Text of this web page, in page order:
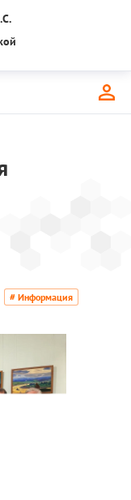
# Информация